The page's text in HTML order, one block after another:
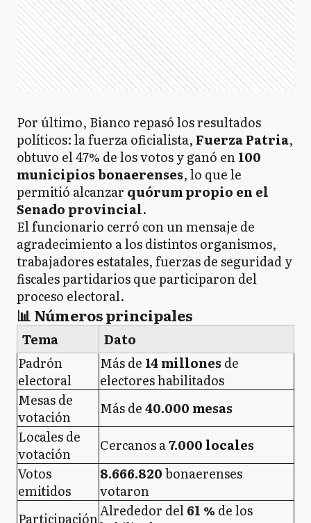
Por último, Bianco repasó los resultados
políticos: la fuerza oficialista, Fuerza Patria,
obtuvo el 47% de los votos y ganó en100
municipios bonaerenses, lo que le
permitió alcanzar quórum propio en el
Senado provincial.
El funcionario cerró con un mensaje de
agradecimiento a los distintos organismos,
trabajadores estatales, fuerzas de seguridad y
fiscales partidarios que participaron del
proceso electoral.
📊 Números principales
Tema
Dato
Padrón
electoral
Más de 14 millones de
electores habilitados
Mesas de
votación
Más de40.000 mesas
Locales de
votación
Cercanos a7.000 locales
Votos
emitidos
8.666.820bonaerenses
votaron
ParticipaciónAlrededor del61 %de los